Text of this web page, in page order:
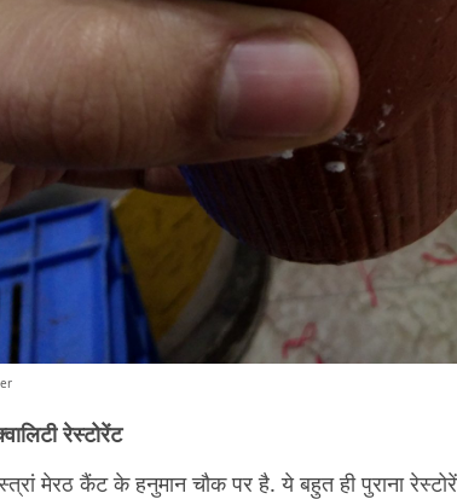
रेस्टोरेंट
मेरठ कैंट के हनुमान चौक पर है. ये बहुत ही पुराना